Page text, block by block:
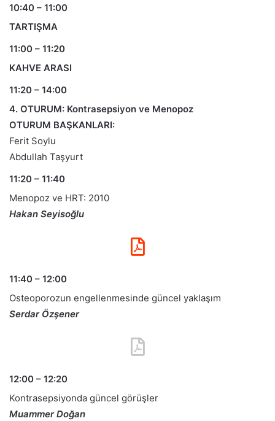
10:40 – 11:00
TARTIŞMA
11:00 – 11:20
KAHVE ARASI
11:20 – 14:00
4. OTURUM: Kontrasepsiyon ve Menopoz
OTURUM BAŞKANLARI:
Ferit Soylu
Abdullah Taşyurt
11:20 – 11:40
Menopoz ve HRT: 2010
Hakan Seyisoğlu
11:40 – 12:00
Osteoporozun engellenmesinde güncel yaklaşım
Serdar Özşener
12:00 – 12:20
Kontrasepsiyonda güncel görüşler
Muammer Doğan